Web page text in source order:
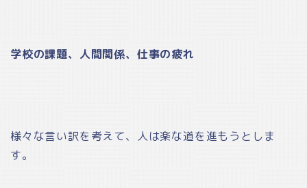
学校の課題、人間関係、仕事の疲れ
様々な言い訳を考えて、人は楽な道を進もうとしま
す。